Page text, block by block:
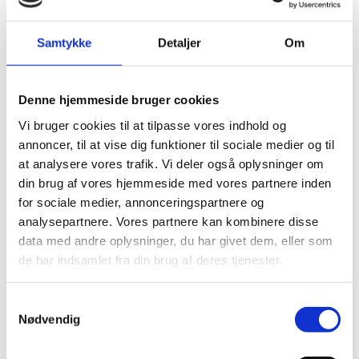
Samtykke Detaljer Om
Denne hjemmeside bruger cookies
Vi bruger cookies til at tilpasse vores indhold og
annoncer, til at vise dig funktioner til sociale medier og til
at analysere vores trafik. Vi deler også oplysninger om
din brug af vores hjemmeside med vores partnere inden
for sociale medier, annonceringspartnere og
analysepartnere. Vores partnere kan kombinere disse
data med andre oplysninger, du har givet dem, eller som
de har indsamlet fra din brug af deres tjenester.
Nødvendig
energisektorrådgiver, Mads Knudsen
(madknu@um.dk) eller se mereher.
Resultater fra første
fase af Climate Change
and Energy Program
Læs mere om resultaterne fra den første fase af
myndighedssamarbejdet inden for energi og klima
mellem Mexico og Danmark her: